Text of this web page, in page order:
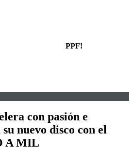
PPF!
con pasión e
nuevo disco con el
A MIL